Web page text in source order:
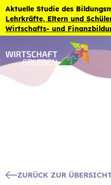
Zum Inhalt der Seite springen
Aktuelle Studie des
Lehrkräfte, Eltern und
Wirtschafts- und
ZURÜCK ZUR